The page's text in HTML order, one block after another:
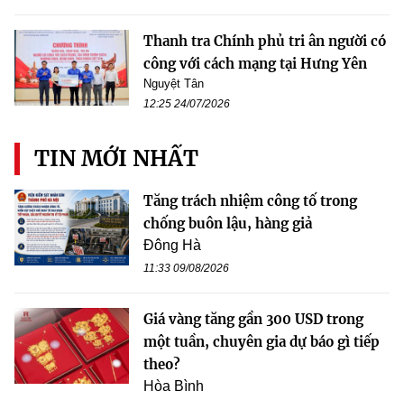
Thanh tra Chính phủ tri ân người có
công với cách mạng tại Hưng Yên
Nguyệt Tân
12:25 24/07/2026
TIN MỚI NHẤT
Tăng trách nhiệm công tố trong
chống buôn lậu, hàng giả
Đông Hà
11:33 09/08/2026
Giá vàng tăng gần 300 USD trong
một tuần, chuyên gia dự báo gì tiếp
theo?
Hòa Bình